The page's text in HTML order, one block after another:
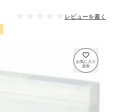
レビューを書く